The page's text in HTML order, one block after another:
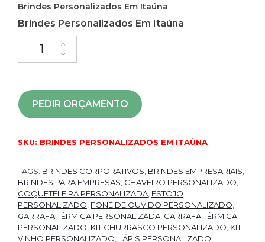
Brindes Personalizados Em Itaúna
Brindes Personalizados Em Itaúna
PEDIR ORÇAMENTO
SKU: BRINDES PERSONALIZADOS EM ITAÚNA
TAGS: BRINDES CORPORATIVOS BRINDES EMPRESARIAIS
BRINDES PARA EMPRESAS CHAVEIRO PERSONALIZADO
COQUETELEIRA PERSONALIZADA ESTOJO
PERSONALIZADO FONE DE OUVIDO PERSONALIZADO
GARRAFA TÉRMICA PERSONALIZADA GARRAFA TÉRMICA
PERSONALIZADO KIT CHURRASCO PERSONALIZADO KIT
VINHO PERSONALIZADO LÁPIS PERSONALIZADO